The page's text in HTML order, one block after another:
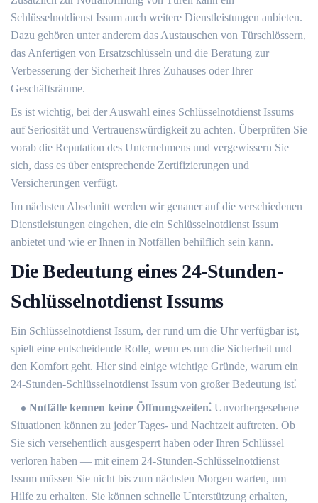
Schlüsselnotdienst Issum auch weitere Dienstleistungen anbieten.
Dazu gehören unter anderem das Austauschen von Türschlössern,
das Anfertigen von Ersatzschlüsseln und die Beratung zur
Verbesserung der Sicherheit Ihres Zuhauses oder Ihrer
Geschäftsräume.
Es ist wichtig, bei der Auswahl eines Schlüsselnotdienst Issums
auf Seriosität und Vertrauenswürdigkeit zu achten.​ Überprüfen Sie
vorab die Reputation des Unternehmens und vergewissern Sie
sich, dass es über entsprechende Zertifizierungen und
Versicherungen verfügt.​
Im nächsten Abschnitt werden wir genauer auf die verschiedenen
Dienstleistungen eingehen, die ein Schlüsselnotdienst Issum
anbietet und wie er Ihnen in Notfällen behilflich sein kann.​
Die Bedeutung eines 24-Stunden-
Schlüsselnotdienst Issums
Ein Schlüsselnotdienst Issum, der rund um die Uhr verfügbar ist,
spielt eine entscheidende Rolle, wenn es um die Sicherheit und
den Komfort geht.​ Hier sind einige wichtige Gründe, warum ein
24-Stunden-Schlüsselnotdienst Issum von großer Bedeutung ist⁚
Notfälle kennen keine Öffnungszeiten⁚ Unvorhergesehene
Situationen können zu jeder Tages- und Nachtzeit auftreten.​ Ob
Sie sich versehentlich ausgesperrt haben oder Ihren Schlüssel
verloren haben ― mit einem 24-Stunden-Schlüsselnotdienst
Issum müssen Sie nicht bis zum nächsten Morgen warten, um
Hilfe zu erhalten.​ Sie können schnelle Unterstützung erhalten,